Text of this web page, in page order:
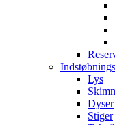
Lys
Dyser
Stiger